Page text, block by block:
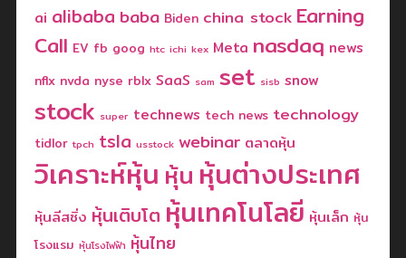
ai alibaba baba Biden china stock Earning
Call EV fb goog htc ichi kex Meta nasdaq news
nflx nvda nyse rblx SaaS sam set sisb snow
stock super technews tech news technology
tidlor tpch tsla usstock webinar ตลาดหุ้น
วิเคราะห์หุ้น หุ้น หุ้นต่างประเทศ
หุ้นลีสซิ่ง หุ้นเติบโต หุ้นเทคโนโลยี หุ้นเล็ก หุ้น
โรงแรม หุ้นโรงไฟฟ้า หุ้นไทย